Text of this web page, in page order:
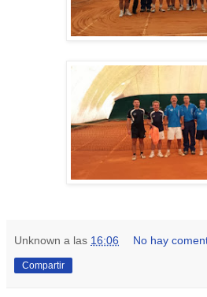
Unknown a las 16:06 No hay
Compartir